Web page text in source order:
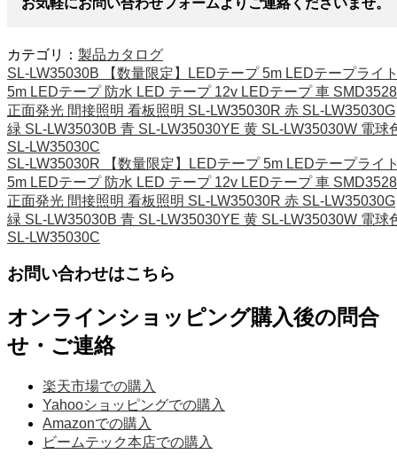
お気軽にお問い合わせフォームよりご連絡くださいませ。
カテゴリ： 製品カタログ
SL-LW35030B 【数量限定】LEDテープ 5m LEDテープライ
5m LEDテープ 防水 LED テープ 12v LEDテープ 車 SMD3528
正面発光 間接照明 看板照明 SL-LW35030R 赤 SL-LW35030G
緑 SL-LW35030B 青 SL-LW35030YE 黄 SL-LW35030W 電球
SL-LW35030C
SL-LW35030R 【数量限定】LEDテープ 5m LEDテープライ
5m LEDテープ 防水 LED テープ 12v LEDテープ 車 SMD3528
正面発光 間接照明 看板照明 SL-LW35030R 赤 SL-LW35030G
緑 SL-LW35030B 青 SL-LW35030YE 黄 SL-LW35030W 電球
SL-LW35030C
お問い合わせはこちら
オンラインショッピング購入後の問合
せ・ご連絡
楽天市場での購入
Yahooショッピングでの購入
Amazonでの購入
ビームテック本店での購入